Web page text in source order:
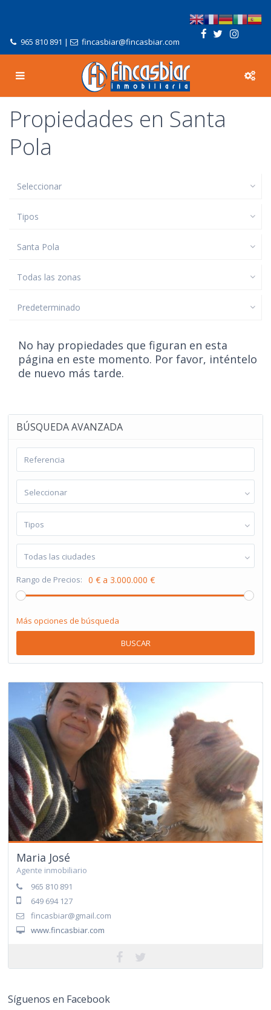
965 810 891 | fincasbiar@fincasbiar.com
Propiedades en Santa
Pola
Seleccionar
Tipos
Santa Pola
Todas las zonas
Predeterminado
No hay propiedades que figuran en esta
página en este momento. Por favor, inténtelo
de nuevo más tarde.
BÚSQUEDA AVANZADA
Seleccionar
Tipos
Todas las ciudades
Rango de Precios: 0 € a 3.000.000 €
Más opciones de búsqueda
BUSCAR
Maria José
Agente inmobiliario
965 810 891
649 694 127
fincasbiar@gmail.com
www.fincasbiar.com
Síguenos en Facebook